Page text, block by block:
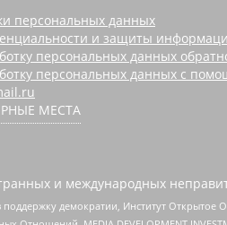
персональных данных
и защиты
персональных данных
персональных данных с
МЕСТА
и международных
демократии, Институт